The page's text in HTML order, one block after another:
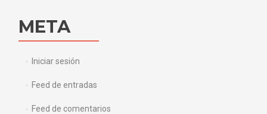
META
Iniciar sesión
Feed de entradas
Feed de comentarios